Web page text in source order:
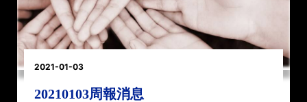
2021-01-03
20210103周報消息